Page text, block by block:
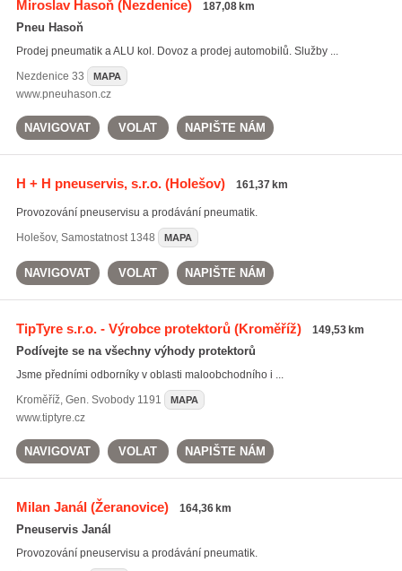
Miroslav Hasoň(Nezdenice) 187,08 km
Pneu Hasoň
Prodej pneumatik a ALU kol. Dovoz a prodej automobilů. Služby ...
Nezdenice 33 MAPA
www.pneuhason.cz
NAVIGOVAT VOLAT NAPIŠTE NÁM
H + H pneuservis, s.r.o.(Holešov) 161,37 km
Provozování pneuservisu a prodávání pneumatik.
Holešov, Samostatnost 1348 MAPA
NAVIGOVAT VOLAT NAPIŠTE NÁM
TipTyre s.r.o. - Výrobce protektorů(Kroměříž) 149,53 km
Podívejte se na všechny výhody protektorů
Jsme předními odborníky v oblasti maloobchodního i ...
Kroměříž, Gen. Svobody 1191 MAPA
www.tiptyre.cz
NAVIGOVAT VOLAT NAPIŠTE NÁM
Milan Janál(Žeranovice) 164,36 km
Pneuservis Janál
Provozování pneuservisu a prodávání pneumatik.